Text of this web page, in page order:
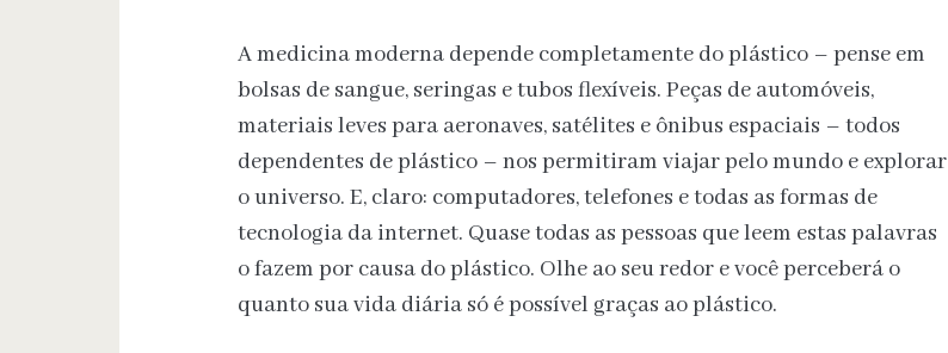
A medicina moderna depende completamente do plástico – pense em
bolsas de sangue, seringas e tubos flexíveis. Peças de automóveis,
materiais leves para aeronaves, satélites e ônibus espaciais – todos
dependentes de plástico – nos permitiram viajar pelo mundo e explorar
o universo. E, claro: computadores, telefones e todas as formas de
tecnologia da internet. Quase todas as pessoas que leem estas palavras
o fazem por causa do plástico. Olhe ao seu redor e você perceberá o
quanto sua vida diária só é possível graças ao plástico.